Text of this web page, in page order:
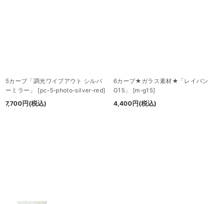
5カーブ「調光ワイプアウト シルバ
ーミラー」
[pc-5-photo-silver-red]
7,700 円 (税込)
6カーブ★ガラス素材★「レイバン
G15」
[m-g15]
4,400 円 (税込)